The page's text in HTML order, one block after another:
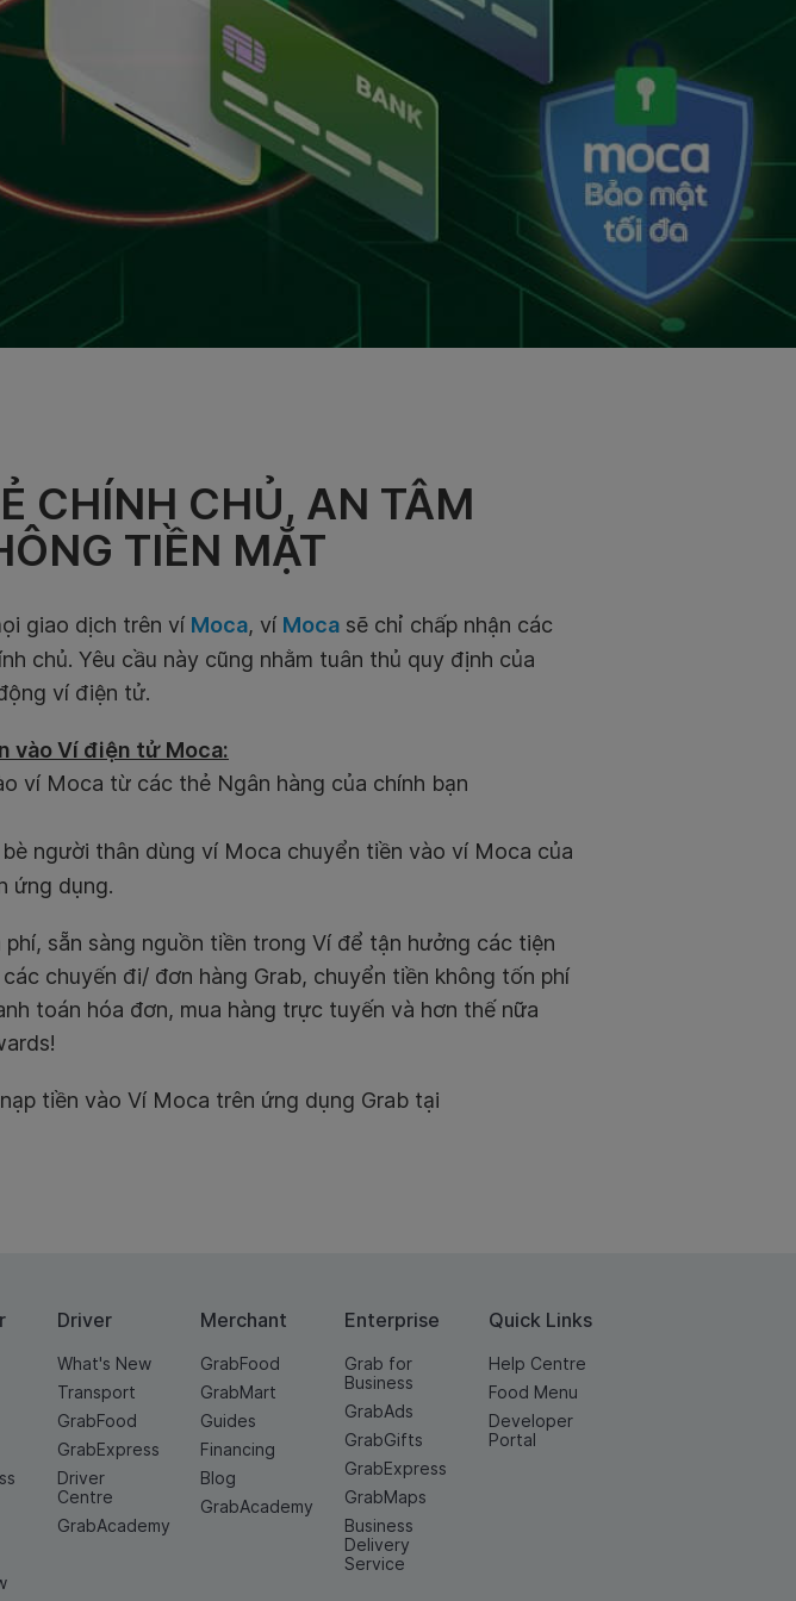
CHÍNH CHỦ, AN TÂM
TIỀN MẶT
giao dịch trên ví Moca, ví Moca sẽ chỉ chấp nhận các
chủ. Yêu cầu này cũng nhằm tuân thủ quy định của
ví điện tử.
vào Ví điện tử Moca:
ví Moca từ các thẻ Ngân hàng của chính bạn
bè người thân dùng ví Moca chuyển tiền vào ví Moca của
ứng dụng.
sẵn sàng nguồn tiền trong Ví để tận hưởng các tiện
chuyến đi/ đơn hàng Grab, chuyển tiền không tốn phí
toán hóa đơn, mua hàng trực tuyến và hơn thế nữa
tiền vào Ví Moca trên ứng dụng Grab tại
Driver
What's New
Transport
GrabFood
GrabExpress
Driver
Centre
GrabAcademy
Merchant
GrabFood
GrabMart
Guides
Financing
Blog
GrabAcademy
Enterprise
Grab for
Business
GrabAds
GrabGifts
GrabExpress
GrabMaps
Business
Delivery
Service
Quick Links
Help Centre
Food Menu
Developer
Portal